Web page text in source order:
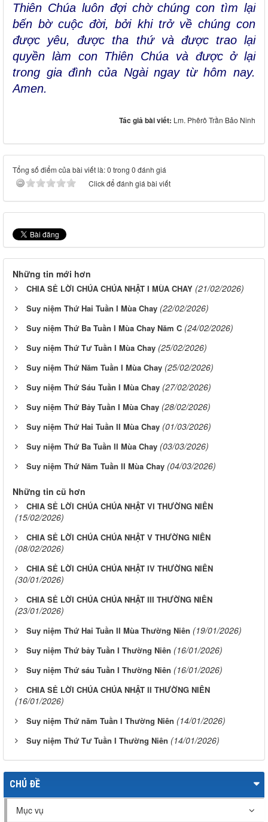
Thiên Chúa luôn đợi chờ chúng con tìm lại
bến bờ cuộc đời, bởi khi trở về chúng con
được yêu, được tha thứ và được trao lại
quyền làm con Thiên Chúa và được ở lại
trong gia đình của Ngài ngay từ hôm nay.
Amen.
Tác giả bài viết: Lm. Phêrô Trần Bảo Ninh
Tổng số điểm của bài viết là: 0 trong 0 đánh giá
Click để đánh giá bài viết
Những tin mới hơn
CHIA SẺ LỜI CHÚA CHÚA NHẬT I MÙA CHAY (21/02/2026)
Suy niệm Thứ Hai Tuần I Mùa Chay (22/02/2026)
Suy niệm Thứ Ba Tuần I Mùa Chay Năm C (24/02/2026)
Suy niệm Thứ Tư Tuần I Mùa Chay (25/02/2026)
Suy niệm Thứ Năm Tuần I Mùa Chay (25/02/2026)
Suy niệm Thứ Sáu Tuần I Mùa Chay (27/02/2026)
Suy niệm Thứ Bảy Tuần I Mùa Chay (28/02/2026)
Suy niệm Thứ Hai Tuần II Mùa Chay (01/03/2026)
Suy niệm Thứ Ba Tuần II Mùa Chay (03/03/2026)
Suy niệm Thứ Năm Tuần II Mùa Chay (04/03/2026)
Những tin cũ hơn
CHIA SẺ LỜI CHÚA CHÚA NHẬT VI THƯỜNG NIÊN
(15/02/2026)
CHIA SẺ LỜI CHÚA CHÚA NHẬT V THƯỜNG NIÊN
(08/02/2026)
CHIA SẺ LỜI CHÚA CHÚA NHẬT IV THƯỜNG NIÊN
(30/01/2026)
CHIA SẺ LỜI CHÚA CHÚA NHẬT III THƯỜNG NIÊN
(23/01/2026)
Suy niệm Thứ Hai Tuần II Mùa Thường Niên (19/01/2026)
Suy niệm Thứ bảy Tuần I Thường Niên (16/01/2026)
Suy niệm Thứ sáu Tuần I Thường Niên (16/01/2026)
CHIA SẺ LỜI CHÚA CHÚA NHẬT II THƯỜNG NIÊN
(16/01/2026)
Suy niệm Thứ năm Tuần I Thường Niên (14/01/2026)
Suy niệm Thứ Tư Tuần I Thường Niên (14/01/2026)
CHỦ ĐỀ
Mục vụ